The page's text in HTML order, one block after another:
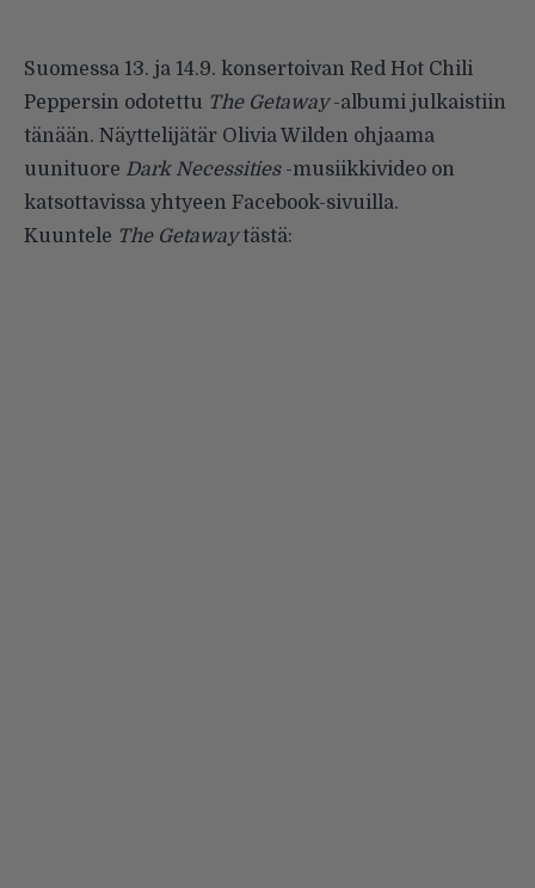
Suomessa 13. ja 14.9. konsertoivan Red Hot Chili
Peppersin odotettu The Getaway-albumi julkaistiin
tänään. Näyttelijätär Olivia Wilden ohjaama
uunituore Dark Necessities-musiikkivideo on
katsottavissa yhtyeen Facebook-sivuilla.
Kuuntele The Getawaytästä: